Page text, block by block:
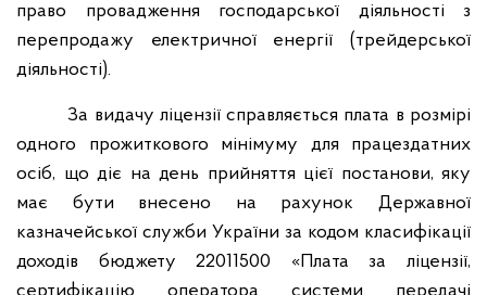
право провадження господарської діяльності з
перепродажу електричної енергії (трейдерської
діяльності).
За видачу ліцензії справляється плата в розмірі
одного прожиткового мінімуму для працездатних
осіб, що діє на день прийняття цієї постанови, яку
має бути внесено на рахунок Державної
казначейської служби України за кодом класифікації
доходів бюджету 22011500 «Плата за ліцензії,